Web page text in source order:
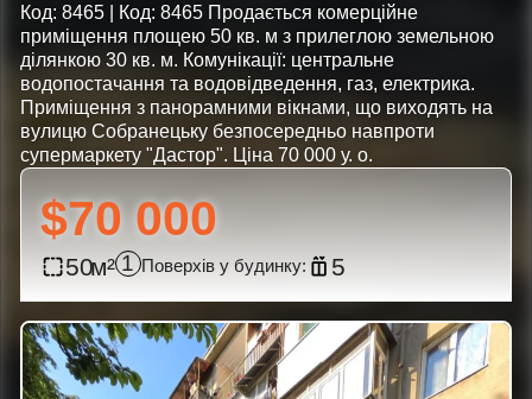
Код: 8465 | Код: 8465 Продається комерційне
приміщення площею 50 кв. м з прилеглою земельною
ділянкою 30 кв. м. Комунікації: центральне
водопостачання та водовідведення, газ, електрика.
Приміщення з панорамними вікнами, що виходять на
вулицю Собранецьку безпосередньо навпроти
супермаркету "Дастор". Ціна 70 000 у. о.
$70 000
50 1 5